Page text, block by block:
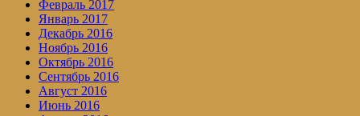
Февраль 2017
Январь 2017
Декабрь 2016
Ноябрь 2016
Октябрь 2016
Сентябрь 2016
Август 2016
Июнь 2016